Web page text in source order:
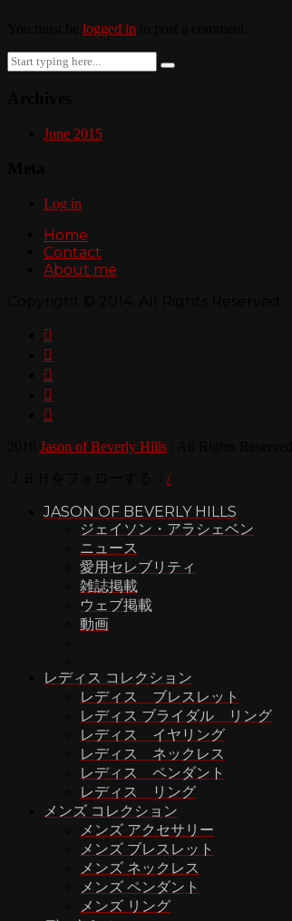
logged in
Search
for:
June 2015
Log in
Home
Contact
About me





Jason of Beverly Hills
/
JASON OF BEVERLY HILLS
ジェイソン・アラシェベン
ニュース
愛用セレブリティ
雑誌掲載
ウェブ掲載
動画
レディス コレクション
レディス ブレスレット
レディス ブライダル リング
レディス イヤリング
レディス ネックレス
レディス ペンダント
レディス リング
メンズ コレクション
メンズ アクセサリー
メンズ ブレスレット
メンズ ネックレス
メンズ ペンダント
メンズ リング